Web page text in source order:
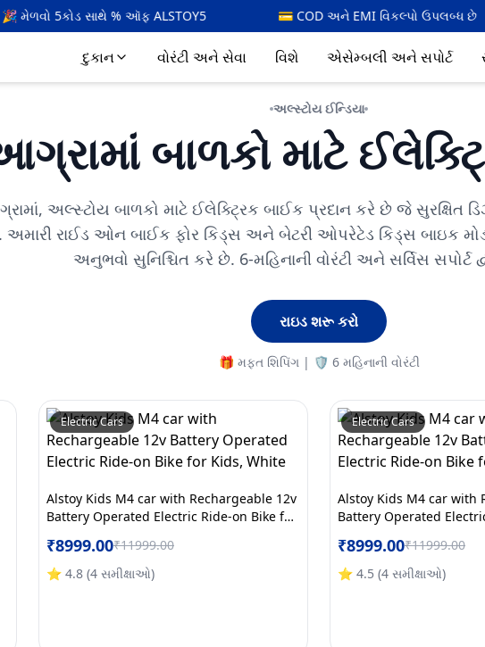
ઑફ ALSTOY5 💳 COD અને EMI વિકલ્પો ઉપલબ્ધ છે ⚡🇮🇳 6
દુકાન વોરંટી અને સેવા વિશે એસેમ્બલી અને સપોર્ટ
અલ્સ્ટોય ઈન્ડિયા
બાળકો માટે
અલ્સ્ટોય બાળકો માટે ઈલેક્ટ્રિક બાઈક પ્રદાન કરે છે જે સુરક્ષિત
અમારી રાઈડ ઓન બાઈક ફોર કિડ્સ અને બેટરી ઓપરેટેડ કિડ્સ બાઇક
અનુભવો સુનિશ્ચિત કરે છે. 6-મહિનાની વોરંટી અને સર્વિસ સપોર્ટ
રાઇડ શરૂ કરો
🎁 મફત શિપિંગ | 🛡️ 6 મહિનાની વોરંટી
Electric Cars
Alstoy Kids M4 car with Rechargeable 12v
Battery Operated Electric Ride-on Bike for
₹8999.00₹11999.00
⭐ 4.8 (4 સમીક્ષાઓ)
Electric Cars
Alstoy Kids M4 car with
Battery Operated
₹8999.00₹11999.00
⭐ 4.5 (4 સમીક્ષાઓ)